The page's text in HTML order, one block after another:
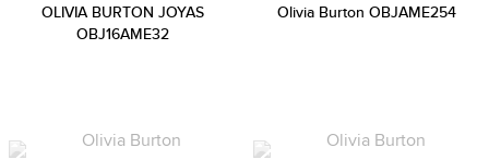
OLIVIA BURTON JOYAS
OBJ16AME32
Olivia Burton OBJAME254